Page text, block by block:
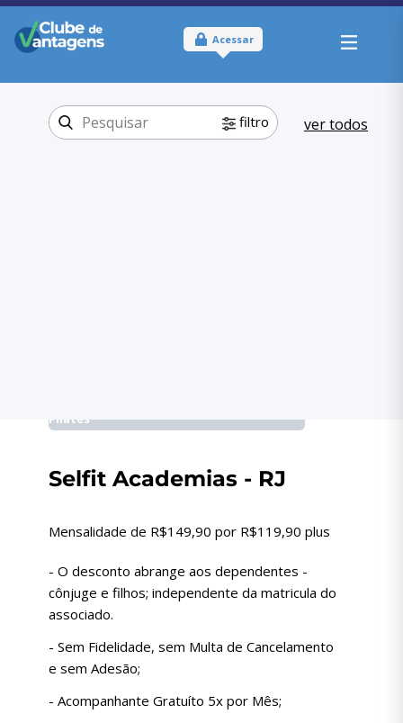
Acessar
filtro ver todos
Pilates
Selfit Academias - RJ
Mensalidade de R$149,90 por R$119,90 plus
- O desconto abrange aos dependentes -
cônjuge e filhos; independente da matricula do
associado.
- Sem Fidelidade, sem Multa de Cancelamento
e sem Adesão;
- Acompanhante Gratuíto 5x por Mês;